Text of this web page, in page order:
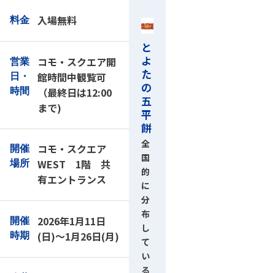
料金 入場無料
営業
日・
時間
コモ・スクエア開
館時間中観覧可
（最終日は12:00
まで)
開催
場所
コモ・スクエア
WEST 1階 共
有エントランス
開催
時期
2026年1月11日
(日)～1月26日(月)
と
よ
た
の
五
平
餅
全
国
的
に
分
布
し
て
い
る